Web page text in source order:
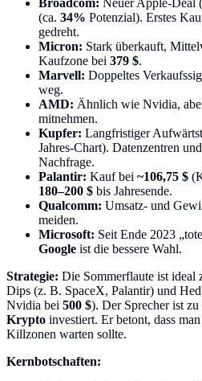
Broadcom: Neuer Apple-Deal
(ca. 34% Potenzial). Erstes
gedreht.
Micron: Stark überkauft,
Kaufzone bei 379 $.
Marvell: Doppeltes
weg.
AMD: Ähnlich wie Nvidia,
mitnehmen.
Kupfer: Langfristiger
Jahres-Chart). Datenzentren
Nachfrage.
Palantir: Kauf bei ~106,75 $
180–200 $ bis Jahresende.
Qualcomm: Umsatz- und
meiden.
Microsoft: Seit Ende 2023
Google ist die bessere Wahl.
Strategie: Die Sommerflaute ist ideal
Dips (z. B. SpaceX, Palantir) und
Nvidia bei 500 $). Der Sprecher ist zu
Krypto investiert. Er betont, dass
Killzonen warten sollte.
Kernbotschaften: